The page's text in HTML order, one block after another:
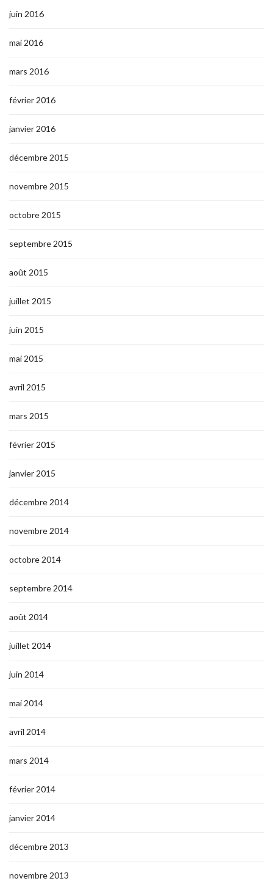
juin 2016
mai 2016
mars 2016
février 2016
janvier 2016
décembre 2015
novembre 2015
octobre 2015
septembre 2015
août 2015
juillet 2015
juin 2015
mai 2015
avril 2015
mars 2015
février 2015
janvier 2015
décembre 2014
novembre 2014
octobre 2014
septembre 2014
août 2014
juillet 2014
juin 2014
mai 2014
avril 2014
mars 2014
février 2014
janvier 2014
décembre 2013
novembre 2013